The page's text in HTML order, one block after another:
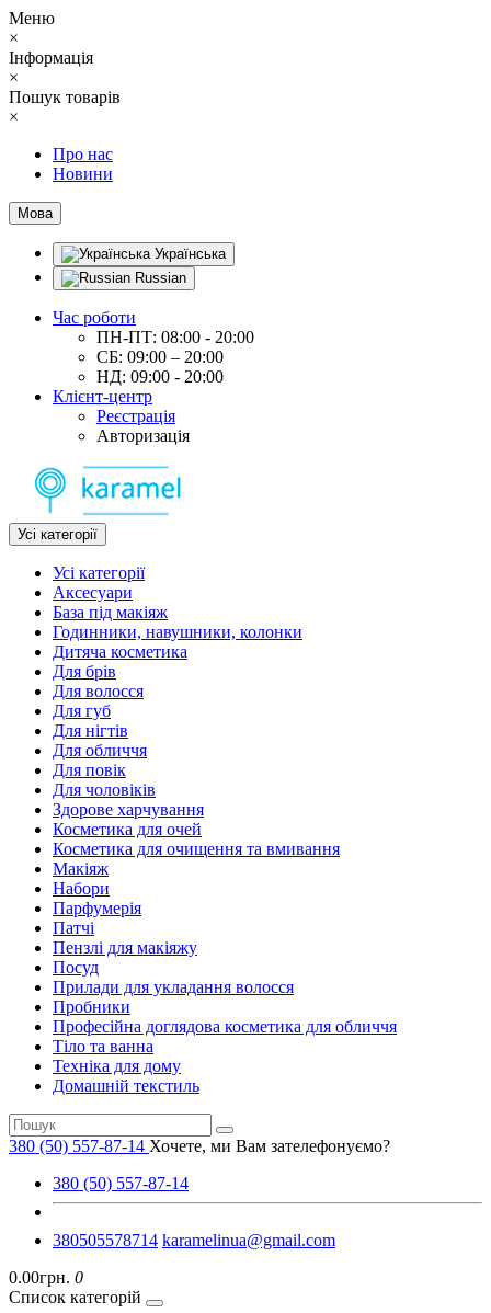
Меню
×
Інформація
×
Пошук товарів
×
Про нас
Новини
Мова
Українська
Russian
Час роботи
ПН-ПТ: 08:00 - 20:00
СБ: 09:00 – 20:00
НД: 09:00 - 20:00
Клієнт-центр
Реєстрація
Авторизація
Усі категорії
Усі категорії
Аксесуари
База під макіяж
Годинники, навушники, колонки
Дитяча косметика
Для брів
Для волосся
Для губ
Для нігтів
Для обличчя
Для повік
Для чоловіків
Здорове харчування
Косметика для очей
Косметика для очищення та вмивання
Макіяж
Набори
Парфумерія
Патчі
Пензлі для макіяжу
Посуд
Прилади для укладання волосся
Пробники
Професійна доглядова косметика для обличчя
Тіло та ванна
Техніка для дому
Домашній текстиль
380 (50) 557-87-14 Хочете, ми Вам зателефонуємо?
380 (50) 557-87-14
380505578714 karamelinua@gmail.com
0.00грн. 0
Список категорій